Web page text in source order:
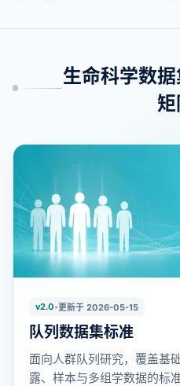
生命科学数
v2.0•更新于 2026-05-15
队列数据集标准
面向人群队列研究，覆盖基
露、样本与多组学数据的标